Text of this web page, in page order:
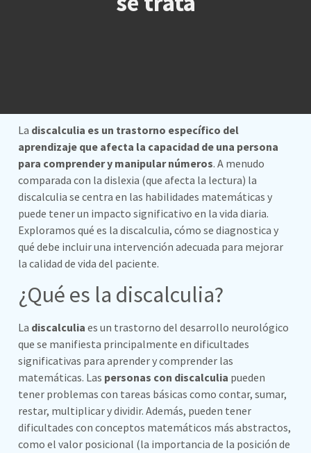
La discalculia es un trastorno específico del
aprendizaje que afecta la capacidad de una persona
para comprender y manipular números. A menudo
comparada con la dislexia (que afecta la lectura) la
discalculia se centra en las habilidades matemáticas y
puede tener un impacto significativo en la vida diaria.
Exploramos qué es la discalculia, cómo se diagnostica y
qué debe incluir una intervención adecuada para mejorar
la calidad de vida del paciente.
¿Qué es la discalculia?
La discalculia es un trastorno del desarrollo neurológico
que se manifiesta principalmente en dificultades
significativas para aprender y comprender las
matemáticas. Las personas con discalculia pueden
tener problemas con tareas básicas como contar, sumar,
restar, multiplicar y dividir. Además, pueden tener
dificultades con conceptos matemáticos más abstractos,
como el valor posicional (la importancia de la posición de